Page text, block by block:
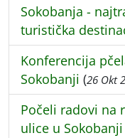
Sokobanja -
turistička
Konferencija
Sokobanji (26 Okt
Počeli radovi na
ulice u Sokobanji